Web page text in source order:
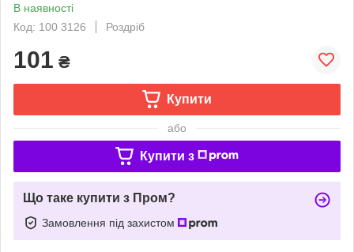
В наявності
Код: 100 3126
Роздріб
101 ₴
Купити
або
Купити з
Що таке купити з Пром?
Замовлення під захистом